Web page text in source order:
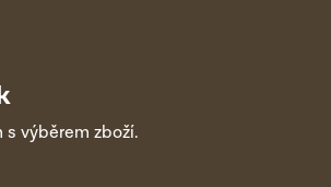
s výběrem zboží.